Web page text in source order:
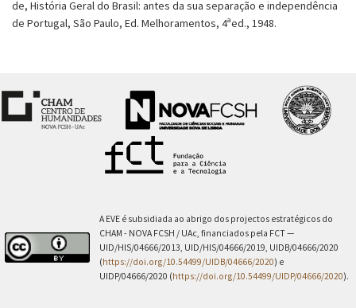
de, História Geral do Brasil: antes da sua separação e independência
de Portugal, São Paulo, Ed. Melhoramentos, 4ªed., 1948.
A EVE é subsidiada ao abrigo dos projectos estratégicos do
CHAM - NOVA FCSH / UAc, financiados pela FCT —
UID/HIS/04666/2013, UID/HIS/04666/2019, UIDB/04666/2020
(https://doi.org/10.54499/UIDB/04666/2020) e
UIDP/04666/2020 (https://doi.org/10.54499/UIDP/04666/2020).